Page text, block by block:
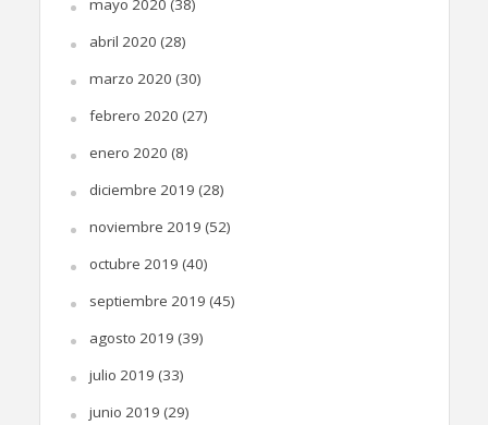
mayo 2020 (38)
abril 2020 (28)
marzo 2020 (30)
febrero 2020 (27)
enero 2020 (8)
diciembre 2019 (28)
noviembre 2019 (52)
octubre 2019 (40)
septiembre 2019 (45)
agosto 2019 (39)
julio 2019 (33)
junio 2019 (29)